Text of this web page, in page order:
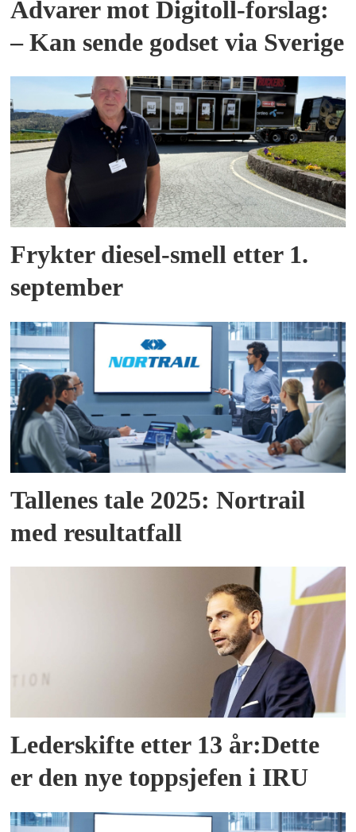
Advarer mot Digitoll-forslag:
– Kan sende godset via Sverige
Frykter diesel-smell etter 1.
september
Tallenes tale 2025: Nortrail
med resultatfall
Lederskifte etter 13 år:Dette
er den nye toppsjefen i IRU